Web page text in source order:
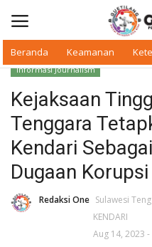
Beranda Keamanan
Beranda
Daerah
Makan Bergizi
Informasi Journalism
Kejaksaan
Tenggara
Kendari
Dugaan
Redaksi One Sulawesi
KENDARI
Aug 14, 2023